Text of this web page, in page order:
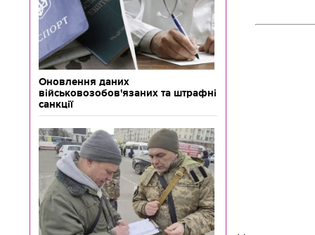
Оновлення даних
військовозобов'язаних та штрафні
санкції